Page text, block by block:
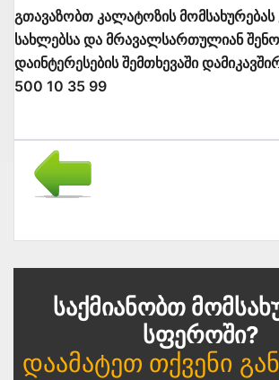
გთავაზობთ კალატოზის
სახლებსა და მრავალსართულიან
დაინტერესების შემთხევაში
500 10 35 99
Საქმიანობთ
Სფეროში?
Დაამატეთ Თქვენი